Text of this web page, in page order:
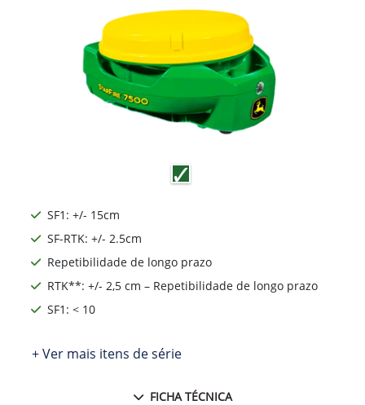
SF1: +/- 15cm
SF-RTK: +/- 2.5cm
Repetibilidade de longo prazo
RTK**: +/- 2,5 cm – Repetibilidade de longo prazo
SF1: < 10
+ Ver mais itens de série
FICHA TÉCNICA